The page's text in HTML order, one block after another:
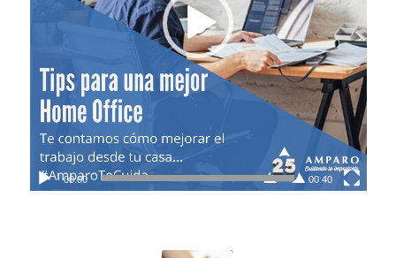
00:00 00:40